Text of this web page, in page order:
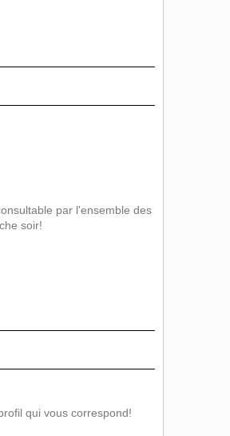
par l'ensemble des
soir!
qui vous correspond!